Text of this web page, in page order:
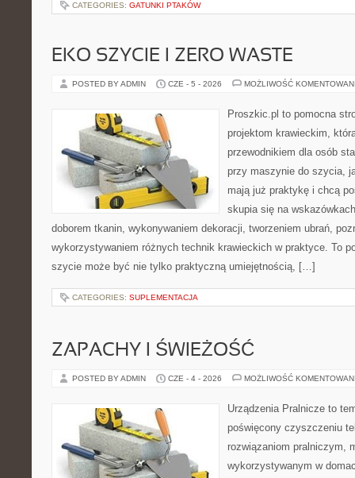
CATEGORIES: GATUNKI PTAKÓW
EKO SZYCIE I ZERO WASTE
POSTED BY ADMIN CZE - 5 - 2026 MOŻLIWOŚĆ
Proszkic.pl to pomocna
projektom krawieckim,
przewodnikiem dla osób
przy maszynie do szycia,
mają już praktykę i chcą
skupia się na
doborem tkanin, wykonywaniem dekoracji, tworzeniem ubrań,
wykorzystywaniem różnych technik krawieckich w praktyce. To
szycie może być nie tylko praktyczną umiejętnością, […]
CATEGORIES: SUPLEMENTACJA
ZAPACHY I ŚWIEŻOŚĆ
POSTED BY ADMIN CZE - 4 - 2026 MOŻLIWOŚĆ
Urządzenia Pralnicze to
poświęcony czyszczeniu
rozwiązaniom pralniczym,
wykorzystywanym w